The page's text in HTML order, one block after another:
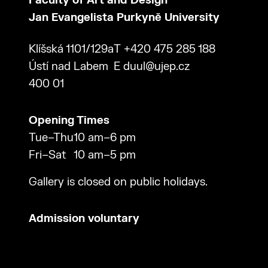
Jan Evangelista Purkyně University
Klíšská 1101/129a
Ústí nad Labem
400 01
T +420 475 285 188
E duul@ujep.cz
Opening Times
Tue–Thu
Fri–Sat
10 am–6 pm
10 am–5 pm
Gallery is closed on public holidays.
Admission voluntary